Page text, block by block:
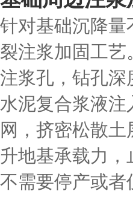
针对基础沉降
裂注浆加固工
注浆孔，钻孔
水泥复合浆液
网，挤密松散
升地基承载力
不需要停产或